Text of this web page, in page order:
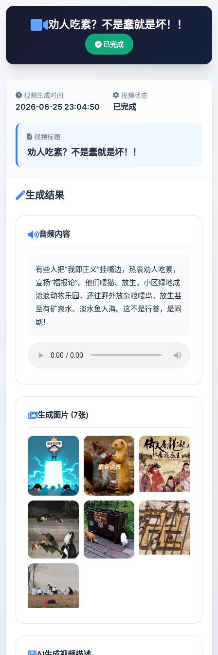
劝人吃素？不是蠢就是坏！！
已完成
视频生成时间
2026-06-25 23:04:50
视频状态
已完成
视频标题
劝人吃素？不是蠢就是坏！！
生成结果
音频内容
有些人把“我即正义”挂嘴边，热衷劝人吃素，
宣扬“福报论”。他们喂猫、放生，小区绿地成
流浪动物乐园，还往野外放杂粮喂鸟，放生甚
至有矿泉水、淡水鱼入海。这不是行善，是闹
剧！
生成图片 (7张)